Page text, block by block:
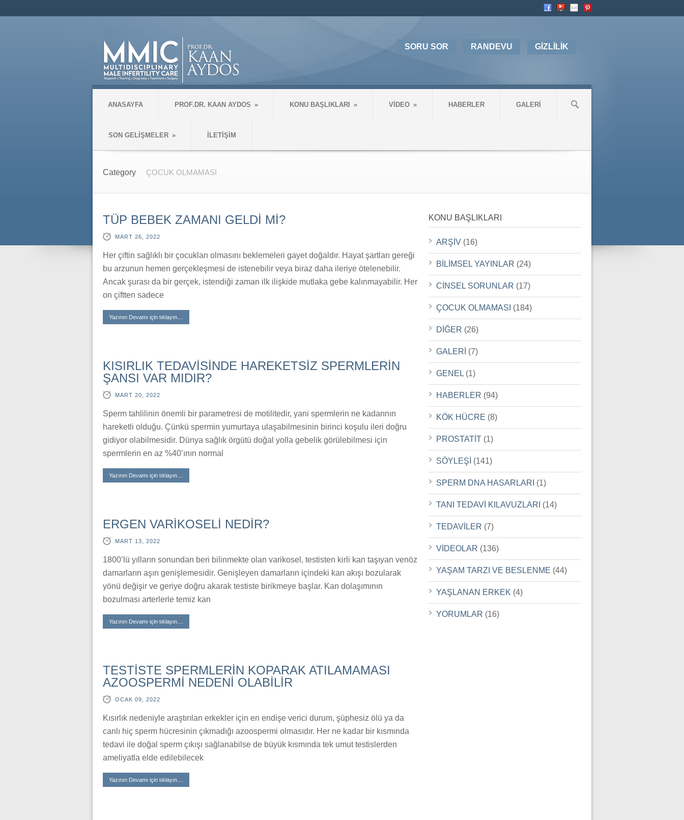
SORU SOR RANDEVU GİZLİLİK
ANASAYFA PROF.DR. KAAN AYDOS » KONU BAŞLIKLARI » VİDEO » HABERLER GALERİ
SON GELİŞMELER » İLETİŞİM
Category ÇOCUK OLMAMASI
TÜP BEBEK ZAMANI GELDİ Mİ?
MART 26, 2022
Her çiftin sağlıklı bir çocukları olmasını beklemeleri gayet doğaldır. Hayat şartları gereği
bu arzunun hemen gerçekleşmesi de istenebilir veya biraz daha ileriye ötelenebilir.
Ancak şurası da bir gerçek, istendiği zaman ilk ilişkide mutlaka gebe kalınmayabilir. Her
on çiftten sadece
Yazının Devamı için tıklayın....
KISIRLIK TEDAVİSİNDE HAREKETSİZ SPERMLERİN
ŞANSI VAR MIDIR?
MART 20, 2022
Sperm tahlilinin önemli bir parametresi de motilitedir, yani spermlerin ne kadarının
hareketli olduğu. Çünkü spermin yumurtaya ulaşabilmesinin birinci koşulu ileri doğru
gidiyor olabilmesidir. Dünya sağlık örgütü doğal yolla gebelik görülebilmesi için
spermlerin en az %40’ının normal
Yazının Devamı için tıklayın....
ERGEN VARİKOSELİ NEDİR?
MART 13, 2022
1800’lü yılların sonundan beri bilinmekte olan varikosel, testisten kirli kan taşıyan venöz
damarların aşırı genişlemesidir. Genişleyen damarların içindeki kan akışı bozularak
yönü değişir ve geriye doğru akarak testiste birikmeye başlar. Kan dolaşımının
bozulması arterlerle temiz kan
Yazının Devamı için tıklayın....
TESTİSTE SPERMLERİN KOPARAK ATILAMAMASI
AZOOSPERMİ NEDENİ OLABİLİR
OCAK 09, 2022
Kısırlık nedeniyle araştırılan erkekler için en endişe verici durum, şüphesiz ölü ya da
canlı hiç sperm hücresinin çıkmadığı azoospermi olmasıdır. Her ne kadar bir kısmında
tedavi ile doğal sperm çıkışı sağlanabilse de büyük kısmında tek umut testislerden
ameliyatla elde edilebilecek
Yazının Devamı için tıklayın....
KONU BAŞLIKLARI
ARŞİV (16)
BİLİMSEL YAYINLAR (24)
CİNSEL SORUNLAR (17)
ÇOCUK OLMAMASI (184)
DİĞER (26)
GALERİ (7)
GENEL (1)
HABERLER (94)
KÖK HÜCRE (8)
PROSTATİT (1)
SÖYLEŞİ (141)
SPERM DNA HASARLARI (1)
TANI TEDAVİ KILAVUZLARI (14)
TEDAVİLER (7)
VİDEOLAR (136)
YAŞAM TARZI VE BESLENME (44)
YAŞLANAN ERKEK (4)
YORUMLAR (16)